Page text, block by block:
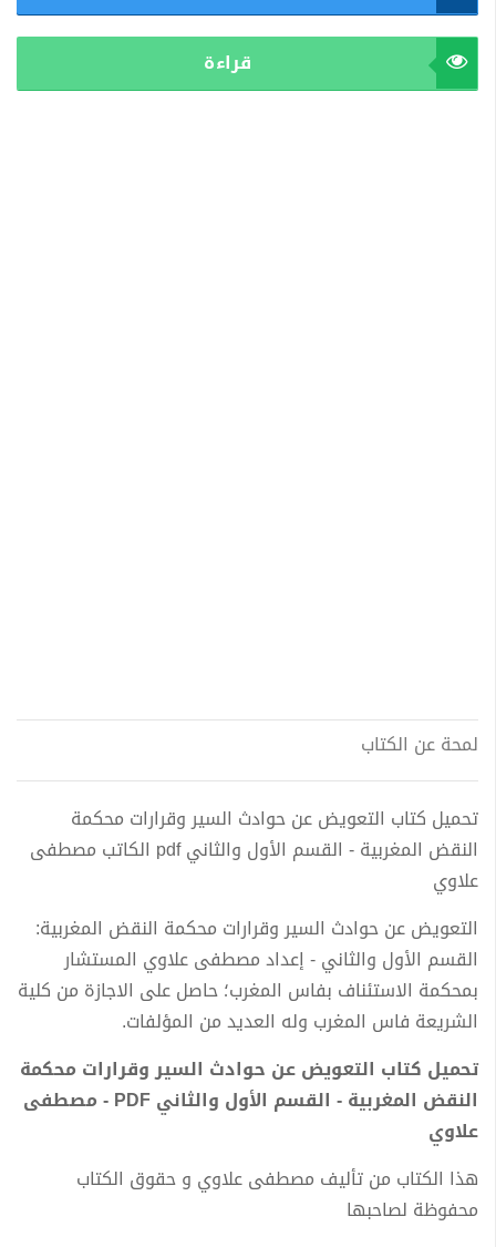
قراءة
لمحة عن الكتاب
تحميل كتاب التعويض عن حوادث السير وقرارات محكمة
النقض المغربية - القسم الأول والثاني pdf الكاتب مصطفى
علاوي
التعويض عن حوادث السير وقرارات محكمة النقض المغربية:
القسم الأول والثاني - إعداد مصطفى علاوي المستشار
بمحكمة الاستئناف بفاس المغرب؛ حاصل على الاجازة من كلية
الشريعة فاس المغرب وله العديد من المؤلفات.
تحميل كتاب التعويض عن حوادث السير وقرارات محكمة
النقض المغربية - القسم الأول والثاني PDF - مصطفى
علاوي
هذا الكتاب من تأليف مصطفى علاوي و حقوق الكتاب
محفوظة لصاحبها